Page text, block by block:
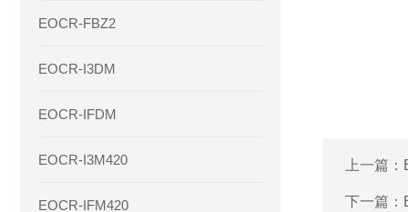
EOCR-FBZ2
EOCR-I3DM
EOCR-IFDM
EOCR-I3M420
EOCR-IFM420
上一篇：
下一篇：